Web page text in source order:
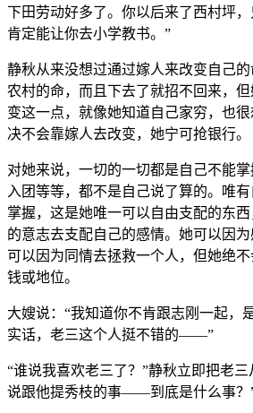
下田劳动好多了。你以后来了西村坪，
肯定能让你去小学教书。”
静秋从来没想过通过嫁人来改变自己
农村的命，而且下去了就招不回来，
变这一点，就像她知道自己家穷，也
决不会靠嫁人去改变，她宁可抢银行。
对她来说，一切的一切都是自己不能掌
入团等等，都不是自己说了算的。唯
掌握，这是她唯一可以自由支配的东
的意志去支配自己的感情。她可以因为
可以因为同情去拯救一个人，但她绝
钱或地位。
大嫂说：“我知道你不肯跟志刚一起，
实话，老三这个人挺不错的——”
“谁说我喜欢老三了？”静秋立即把老
说跟他提秀枝的事——到底是什么事？